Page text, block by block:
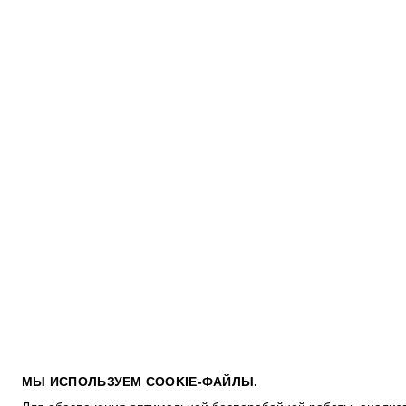
МЫ ИСПОЛЬЗУЕМ COOKIE-ФАЙЛЫ.
ПОКУПАТЕЛЯМ